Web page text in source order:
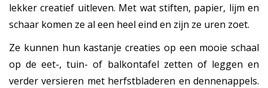
lekker creatief uitleven. Met wat stiften, papier, lijm en
schaar komen ze al een heel eind en zijn ze uren zoet.
Ze kunnen hun kastanje creaties op een mooie schaal
op de eet-, tuin- of balkontafel zetten of leggen en
verder versieren met herfstbladeren en dennenappels.